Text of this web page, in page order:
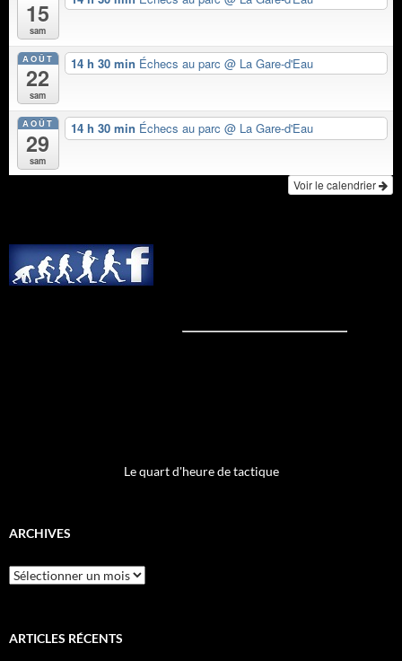
15
sam
AOÛT
22
sam
14 h 30 min Échecs au parc @ La Gare-d'Eau
AOÛT
29
sam
14 h 30 min Échecs au parc @ La Gare-d'Eau
Voir le calendrier
Le quart d'heure de tactique
ARCHIVES
Archives
ARTICLES RÉCENTS